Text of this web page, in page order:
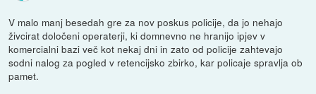
V malo manj besedah gre za nov poskus policije, da jo nehajo
živcirat določeni operaterji, ki domnevno ne hranijo ipjev v
komercialni bazi več kot nekaj dni in zato od policije zahtevajo
sodni nalog za pogled v retencijsko zbirko, kar policaje spravlja ob
pamet.